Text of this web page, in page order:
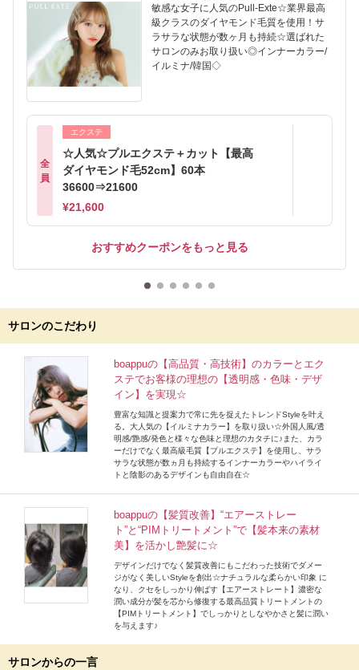
敏感な女子に人気のPull-Exte☆業界最高
級クラスのダイヤモンド毛質を使用！サ
ラサラな状態が数ヶ月も持続☆選ばれた
サロンのみお取り扱い◎インナーカラー/
イルミナ/韓国◇
全
員
エクステ
☆人気☆プルエクステ＋カット【最高
ダイヤモンド毛52cm】60本
36600⇒21600
¥21,600
おすすめクーポンをもっと見る
サロンのこだわり
boappuの【高品質・高技術】のカラーとエク
ステでお客様の理想の【透明感・色味・デザ
イン】を実現☆
豊富な知識と提案力で常に先を捉えたトレンドStyleを叶え
る。大人気の【イルミナカラー】を取り扱い☆外国人風/透
明感/艶感/発色と様々な色味と理想のカタチに♪また、カラ
ーだけでなく最高級毛質【プルエクステ】を使用し、サラ
サラな状態が数ヵ月も持続するインナーカラーやハイライ
トと陰影のあるデザインも自由自在☆
boappuの【髪質改善】“エアーストレー
ト”と“PIMトリートメント”で【髪本来の素材
美】を活かし艶髪に☆
デザインだけでなく髪質改善にもこだわった技術でダメー
ジがなく美しいStyleを創出☆ナチュラルな柔らかい印象 に
なり、クセをしっかり伸ばす【エアーストレート】濃密な
潤い成分が髪を芯から修復する最高品質トリートメントの
【PIMトリートメント】でしっかりとしなやかさと髪に潤い
を与えます♪
サロンからの一言